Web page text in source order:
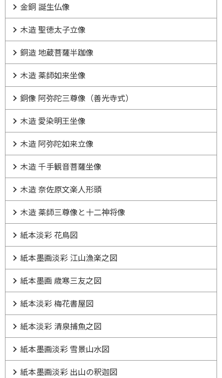
金銅 誕生仏像
木造 聖徳太子立像
銅造 地蔵菩薩半跏像
木造 薬師如来坐像
銅像 阿弥陀三尊像（善光寺式）
木造 愛染明王坐像
木造 阿弥陀如来立像
木造 千手観音菩薩坐像
木造 奈佐原文楽人形頭
木造 薬師三尊像と十二神将像
紙本淡彩 花鳥図
紙本墨画淡彩 江山漁楽之図
紙本墨画 歳寒三友之図
紙本淡彩 梅花書屋図
紙本淡彩 清泉捕魚之図
紙本墨画淡彩 雪景山水図
紙本墨画淡彩 出山の釈迦図